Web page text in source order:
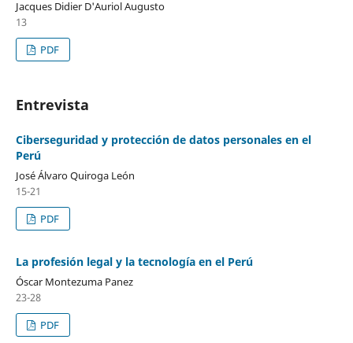
Jacques Didier D'Auriol Augusto
13
PDF
Entrevista
Ciberseguridad y protección de datos personales en el
Perú
José Álvaro Quiroga León
15-21
PDF
La profesión legal y la tecnología en el Perú
Óscar Montezuma Panez
23-28
PDF